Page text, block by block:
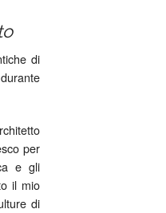
di
per
e gli
il mio
di